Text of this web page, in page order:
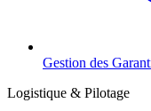
Gestion des
Logistique & Pilotage